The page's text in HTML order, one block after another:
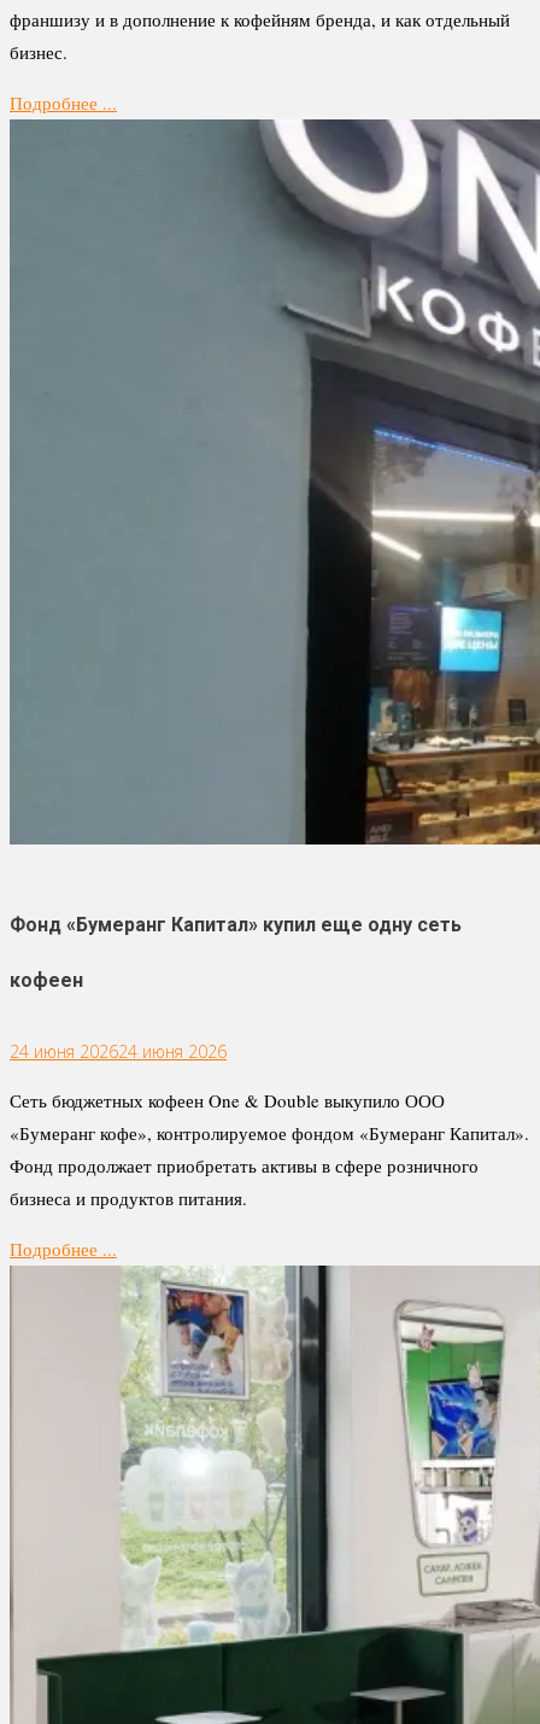
франшизу и в дополнение к кофейням бренда, и как отдельный
бизнес.
Подробнее ...
Фонд «Бумеранг Капитал» купил еще одну сеть
кофеен
24 июня 202624 июня 2026
Сеть бюджетных кофеен One & Double выкупило ООО
«Бумеранг кофе», контролируемое фондом «Бумеранг Капитал».
Фонд продолжает приобретать активы в сфере розничного
бизнеса и продуктов питания.
Подробнее ...